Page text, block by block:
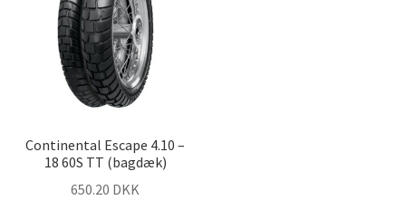
Continental Escape 4.10 –
18 60S TT (bagdæk)
650.20 DKK